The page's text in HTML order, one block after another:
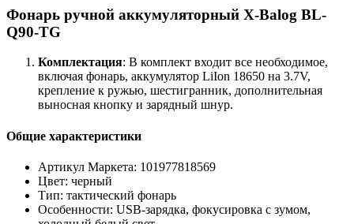
Фонарь ручной аккумуляторный X-Balog BL-
Q90-TG
Комплектация: В комплект входит все необходимое,
включая фонарь, аккумулятор LiIon 18650 на 3.7V,
крепление к ружью, шестигранник, дополнительная
выносная кнопку и зарядный шнур.
Общие характеристики
Артикул Маркета: 101977818569
Цвет: черный
Тип: тактический фонарь
Особенности: USB-зарядка, фокусировка с зумом,